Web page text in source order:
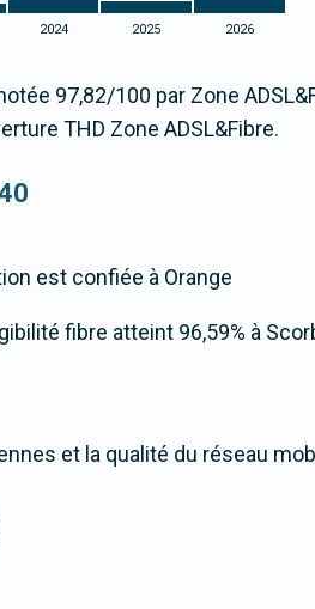
2024 2025 2026
97,82/100 par Zone
THD Zone ADSL&Fibre.
est confiée à Orange
fibre atteint 96,59% à
et la qualité du réseau